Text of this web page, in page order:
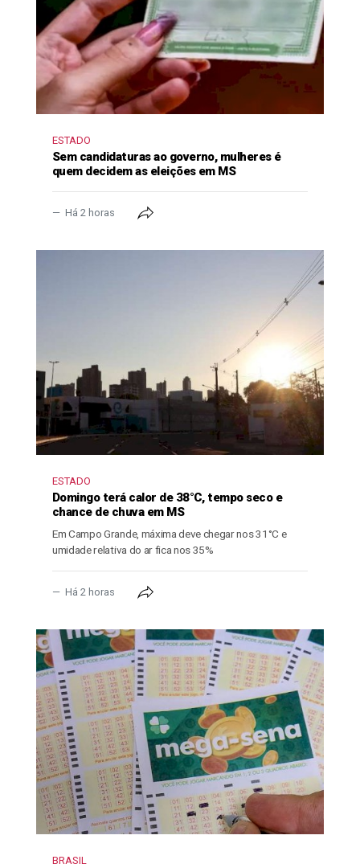
ESTADO
Sem candidaturas ao governo, mulheres é
quem decidem as eleições em MS
Há 2 horas
ESTADO
Domingo terá calor de 38°C, tempo seco e
chance de chuva em MS
Em Campo Grande, máxima deve chegar nos 31°C e
umidade relativa do ar fica nos 35%
Há 2 horas
BRASIL